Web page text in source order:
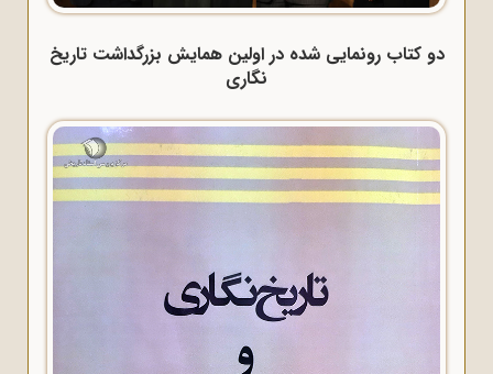
دو کتاب رونمایی شده در اولین همایش بزرگداشت تاریخ
نگاری